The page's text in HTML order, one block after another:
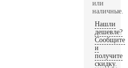
или
наличные.
Нашли
дешевле?
Сообщите
и
получите
скидку.